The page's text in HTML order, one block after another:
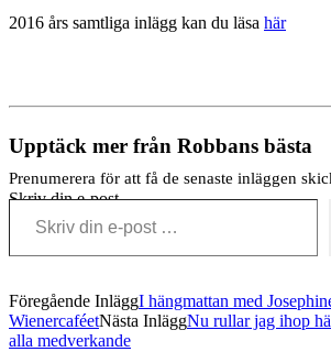
2016 års samtliga inlägg kan du läsa här
Upptäck mer från Robbans bästa
Prenumerera för att få de senaste inläggen
Skriv din e-post …
Föregående InläggI hängmattan med
WienercaféetNästa InläggNu rullar jag ihop
alla medverkande